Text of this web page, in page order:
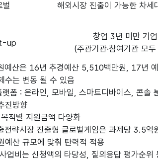
벌
해외시장 진출이 가능한 차세
up
창업 3년 미만 기업
(주관기관·참여기관 모
산은 16년 추경예산 5,510백만원, 17년 예
변동 될 수 있음
랫폼 : 온라인, 모바일, 스마트디바이스, 콘솔
진방향
적별 지원금액 다양화
략시장 진출형 글로벌게임은 과제당 3.5
규모에 맞춰 탄력적 적용
는 신청액의 타당성, 질의응답 평가순위